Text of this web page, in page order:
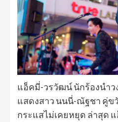
แอ็คมี่-วรวัฒน์ นักร้องนำว
แสดงสาว นนนี่-ณัฐชา คู่ข
กระแสไม่เคยหยุด ล่าสุด